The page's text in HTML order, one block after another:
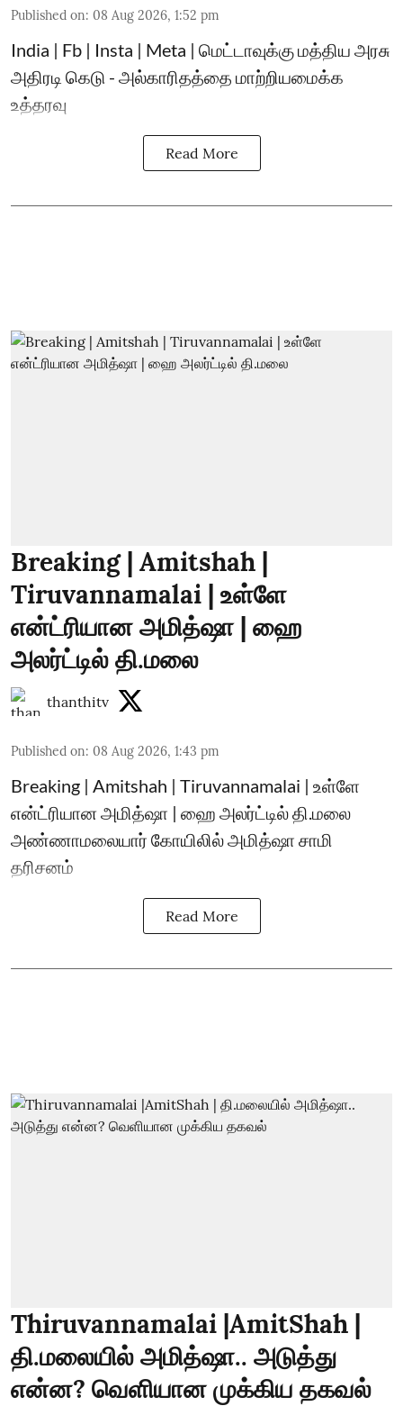
Published on: 08 Aug 2026, 1:52 pm
India | Fb | Insta | Meta | மெட்டாவுக்கு மத்திய அரசு
அதிரடி கெடு - அல்காரிதத்தை மாற்றியமைக்க
உத்தரவு
Read More
Breaking | Amitshah |
Tiruvannamalai | உள்ளே
என்ட்ரியான அமித்ஷா | ஹை
அலர்ட்டில் தி.மலை
thanthitv
Published on: 08 Aug 2026, 1:43 pm
Breaking | Amitshah | Tiruvannamalai | உள்ளே
என்ட்ரியான அமித்ஷா | ஹை அலர்ட்டில் தி.மலை
அண்ணாமலையார் கோயிலில் அமித்ஷா சாமி
தரிசனம்
Read More
Thiruvannamalai |AmitShah |
தி.மலையில் அமித்ஷா.. அடுத்து
என்ன? வெளியான முக்கிய தகவல்